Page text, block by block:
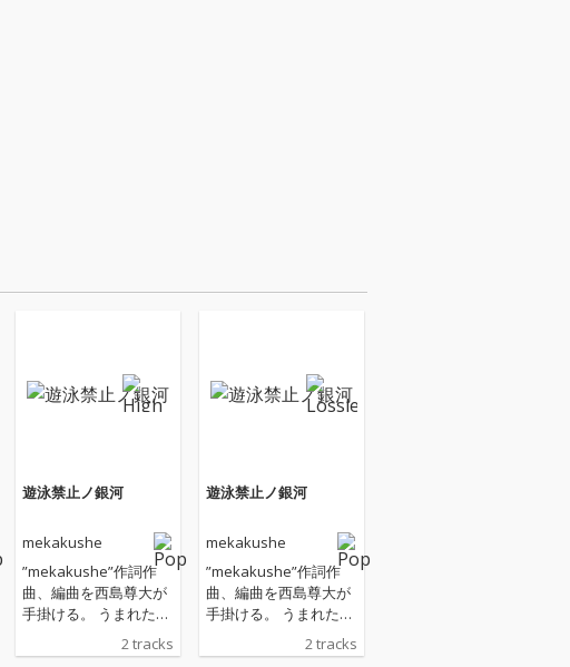
遊泳禁止ノ銀河
mekakushe
”mekakushe”作詞作
曲、編曲を西島尊大が
手掛ける。 うまれたば
かりの星の光が地球に
届くころには、その星
2 tracks
遊泳禁止ノ銀河
mekakushe
”mekakushe”作詞作
曲、編曲を西島尊大が
手掛ける。 うまれたば
かりの星の光が地球に
届くころには、その星
2 tracks